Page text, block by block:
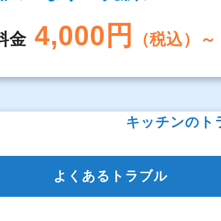
金 4,000円 （税込）～
キッチンのト
よくあるトラブル